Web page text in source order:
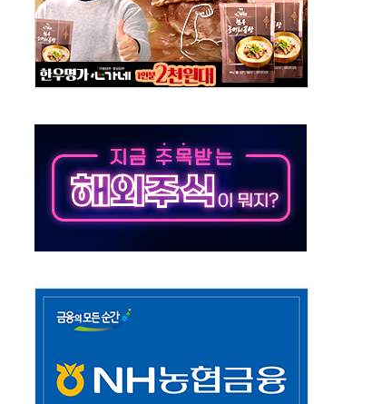
맞이…"마음 잇는 시간 되길"
되나…재상고 앞두고 막판 셈법
자' 전달
대폭 감소한 9.4%↓…유통업계 양극화 심화
콜롬비아 대통령 취임식 참석
30mm 강한 비...호우 피해 없어